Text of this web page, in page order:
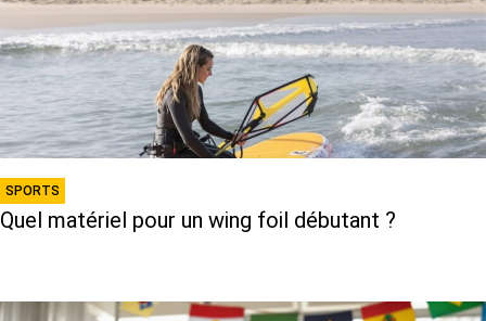
SPORTS
Quel matériel pour un wing foil débutant ?